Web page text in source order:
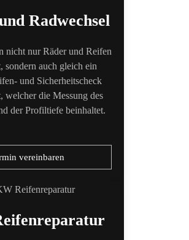
Radwechsel
nicht nur Räder und Reifen
sondern auch gleich ein
und Sicherheitscheck
welcher die Messung des
der Profiltiefe beinhaltet.
vereinbaren